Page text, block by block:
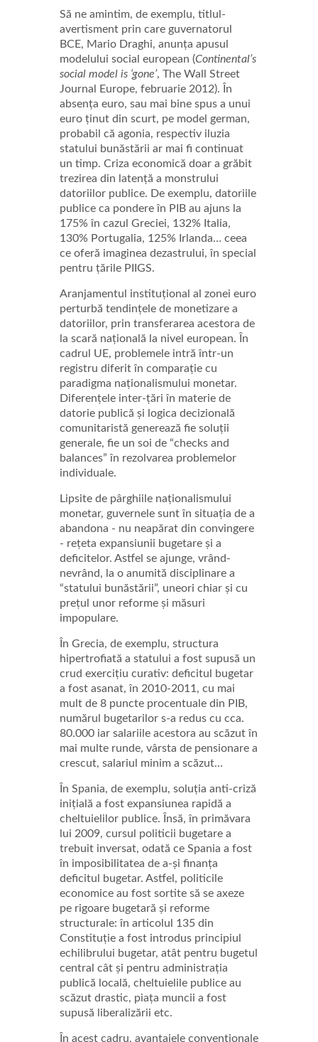
Să ne amintim, de exemplu, titlul-
avertisment prin care guvernatorul
BCE, Mario Draghi, anunța apusul
modelului social european (Continental’s
social model is ‘gone’, The Wall Street
Journal Europe, februarie 2012). În
absența euro, sau mai bine spus a unui
euro ținut din scurt, pe model german,
probabil că agonia, respectiv iluzia
statului bunăstării ar mai fi continuat
un timp. Criza economică doar a grăbit
trezirea din latență a monstrului
datoriilor publice. De exemplu, datoriile
publice ca pondere în PIB au ajuns la
175% în cazul Greciei, 132% Italia,
130% Portugalia, 125% Irlanda… ceea
ce oferă imaginea dezastrului, în special
pentru țările PIIGS.
Aranjamentul instituțional al zonei euro
perturbă tendințele de monetizare a
datoriilor, prin transferarea acestora de
la scară națională la nivel european. În
cadrul UE, problemele intră într-un
registru diferit în comparație cu
paradigma naționalismului monetar.
Diferențele inter-țări în materie de
datorie publică și logica decizională
comunitaristă generează fie soluții
generale, fie un soi de “checks and
balances” în rezolvarea problemelor
individuale.
Lipsite de pârghiile naționalismului
monetar, guvernele sunt în situația de a
abandona - nu neapărat din convingere
- rețeta expansiunii bugetare și a
deficitelor. Astfel se ajunge, vrând-
nevrând, la o anumită disciplinare a
“statului bunăstării”, uneori chiar și cu
prețul unor reforme și măsuri
impopulare.
În Grecia, de exemplu, structura
hipertrofiată a statului a fost supusă un
crud exercițiu curativ: deficitul bugetar
a fost asanat, în 2010-2011, cu mai
mult de 8 puncte procentuale din PIB,
numărul bugetarilor s-a redus cu cca.
80.000 iar salariile acestora au scăzut în
mai multe runde, vârsta de pensionare a
crescut, salariul minim a scăzut…
În Spania, de exemplu, soluția anti-criză
inițială a fost expansiunea rapidă a
cheltuielilor publice. Însă, în primăvara
lui 2009, cursul politicii bugetare a
trebuit inversat, odată ce Spania a fost
în imposibilitatea de a-și finanța
deficitul bugetar. Astfel, politicile
economice au fost sortite să se axeze
pe rigoare bugetară și reforme
structurale: în articolul 135 din
Constituție a fost introdus principiul
echilibrului bugetar, atât pentru bugetul
central cât și pentru administrația
publică locală, cheltuielile publice au
scăzut drastic, piața muncii a fost
supusă liberalizării etc.
În acest cadru, avantajele convenționale